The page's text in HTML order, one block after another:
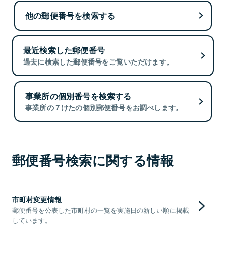
他の郵便番号を検索する
最近検索した郵便番号
過去に検索した郵便番号をご覧いただけます。
事業所の個別番号を検索する
事業所の７けたの個別郵便番号をお調べします。
郵便番号検索に関する情報
市町村変更情報
郵便番号を公表した市町村の一覧を実施日の新しい順に掲載
しています。